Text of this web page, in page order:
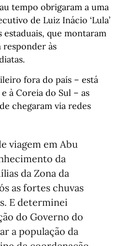
tempo obrigaram a uma
de Luiz Inácio ‘Lula’
estaduais, que montaram
responder às
fora do país – está
à Coreia do Sul – as
chegaram via redes
viagem em Abu
da
da Zona da
as fortes chuvas
E determinei
do Governo do
a população da